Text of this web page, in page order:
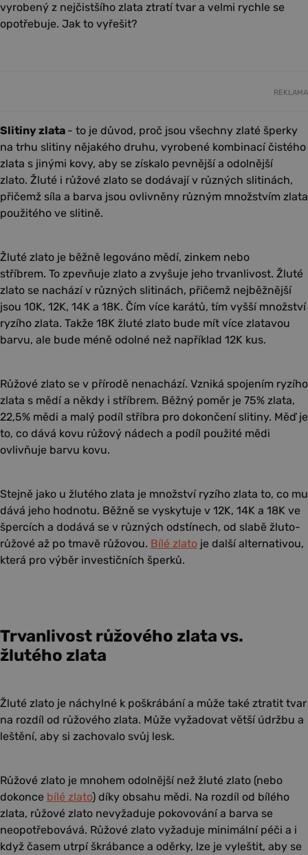
vyrobený z nejčistšího zlata ztratí tvar a velmi rychle se
opotřebuje. Jak to vyřešit?
REKLAMA
Slitiny zlata - to je důvod, proč jsou všechny zlaté šperky
na trhu slitiny nějakého druhu, vyrobené kombinací čistého
zlata s jinými kovy, aby se získalo pevnější a odolnější
zlato. Žluté i růžové zlato se dodávají v různých slitinách,
přičemž síla a barva jsou ovlivněny různým množstvím zlata
použitého ve slitině.
Žluté zlato je běžně legováno mědí, zinkem nebo
stříbrem. To zpevňuje zlato a zvyšuje jeho trvanlivost. Žluté
zlato se nachází v různých slitinách, přičemž nejběžnější
jsou 10K, 12K, 14K a 18K. Čím více karátů, tím vyšší množství
ryzího zlata. Takže 18K žluté zlato bude mít více zlatavou
barvu, ale bude méně odolné než například 12K kus.
Růžové zlato se v přírodě nenachází. Vzniká spojením ryzího
zlata s mědí a někdy i stříbrem. Běžný poměr je 75% zlata,
22,5% mědi a malý podíl stříbra pro dokončení slitiny. Měď je
to, co dává kovu růžový nádech a podíl použité mědi
ovlivňuje barvu kovu.
Stejně jako u žlutého zlata je množství ryzího zlata to, co mu
dává jeho hodnotu. Běžně se vyskytuje v 12K, 14K a 18K ve
špercích a dodává se v různých odstínech, od slabě žluto-
růžové až po tmavě růžovou. Bílé zlato je další alternativou,
která pro výběr investičních šperků.
Trvanlivost růžového zlata vs.
žlutého zlata
Žluté zlato je náchylné k poškrábání a může také ztratit tvar
na rozdíl od růžového zlata. Může vyžadovat větší údržbu a
leštění, aby si zachovalo svůj lesk.
Růžové zlato je mnohem odolnější než žluté zlato (nebo
dokonce bílé zlato) díky obsahu mědi. Na rozdíl od bílého
zlata, růžové zlato nevyžaduje pokovování a barva se
neopotřebovává. Růžové zlato vyžaduje minimální péči a i
když časem utrpí škrábance a oděrky, lze je vyleštit, aby se